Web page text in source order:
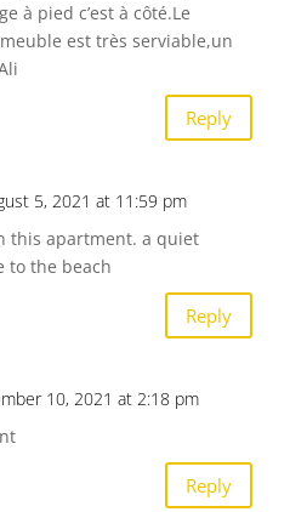
à pied c’est à côté.Le
est très serviable,un
Reply
5, 2021 at 11:59 pm
this apartment. a quiet
to the beach
Reply
10, 2021 at 2:18 pm
Reply